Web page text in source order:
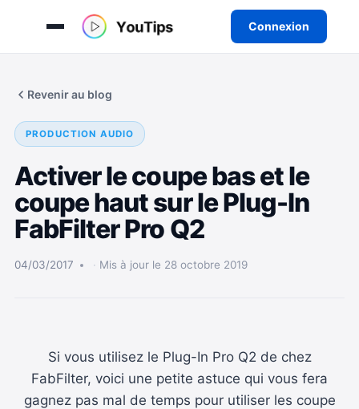
Connexion
Revenir au blog
PRODUCTION AUDIO
Activer le coupe bas et le
coupe haut sur le Plug-In
FabFilter Pro Q2
04/03/2017 Mis à jour le 28 octobre 2019
Si vous utilisez le Plug-In Pro Q2 de chez
FabFilter, voici une petite astuce qui vous fera
gagnez pas mal de temps pour utiliser les coupe